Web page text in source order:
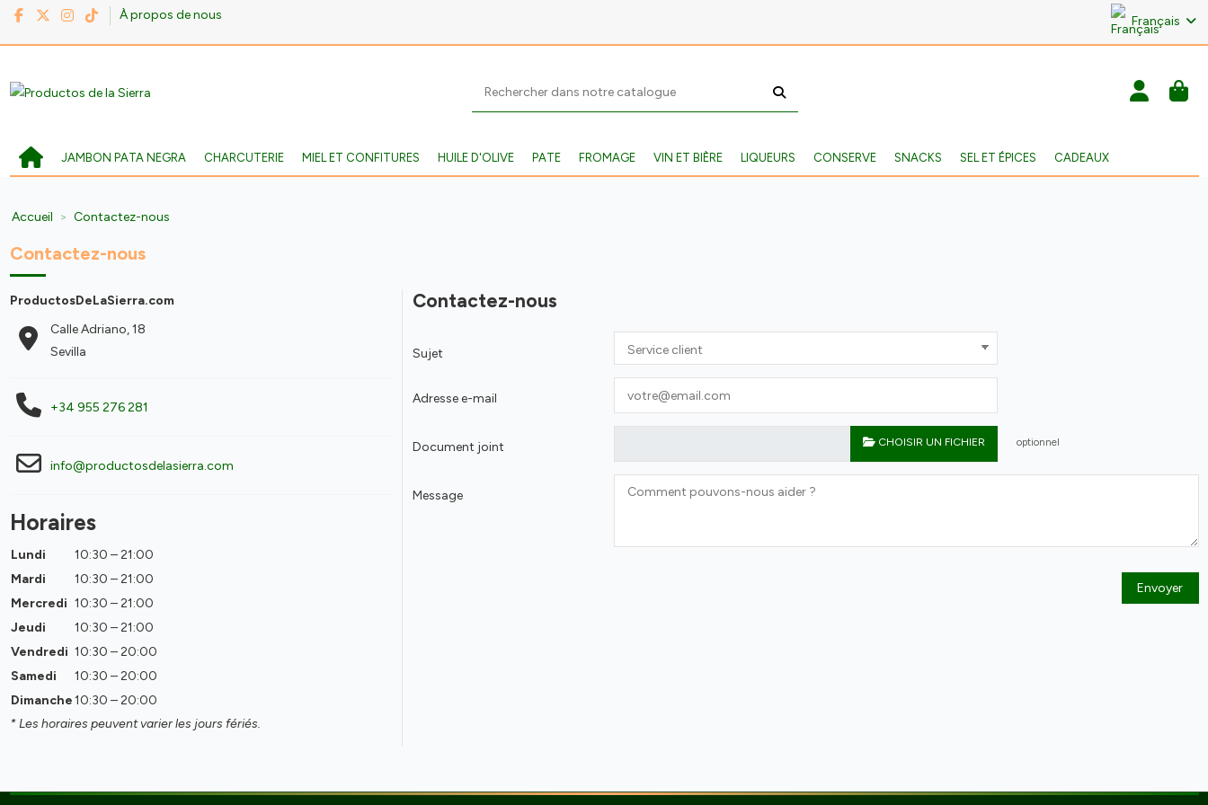
À propos de nous Français
JAMBON PATA NEGRA CHARCUTERIE MIEL ET CONFITURES HUILE D'OLIVE PATE FROMAGE VIN ET BIÈRE LIQUEURS CONSERVE SNACKS SEL ET ÉPICES CADEAUX
Accueil Contactez-nous
Contactez-nous
ProductosDeLaSierra.com
Calle Adriano, 18
Sevilla
+34 955 276 281
info@productosdelasierra.com
Horaires
Lundi
10:30 – 21:00
Mardi
10:30 – 21:00
Mercredi 10:30 – 21:00
Jeudi
10:30 – 21:00
Vendredi 10:30 – 20:00
Samedi
10:30 – 20:00
Dimanche10:30 – 20:00
* Les horaires peuvent varier les jours fériés.
Contactez-nous
Sujet
Adresse e-mail
Document joint CHOISIR UN FICHIER optionnel
Message